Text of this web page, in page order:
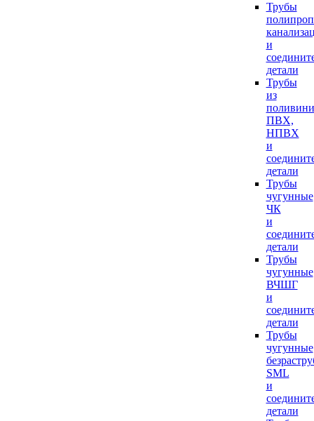
Трубы
и
детали
Трубы
из
ПВХ,
НПВХ
и
детали
Трубы
чугунные
ЧК
и
детали
Трубы
чугунные
ВЧШГ
и
детали
Трубы
чугунные
SML
и
детали